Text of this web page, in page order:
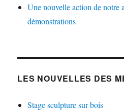
Une nouvelle action de notre
démonstrations
LES NOUVELLES DES
Stage sculpture sur bois